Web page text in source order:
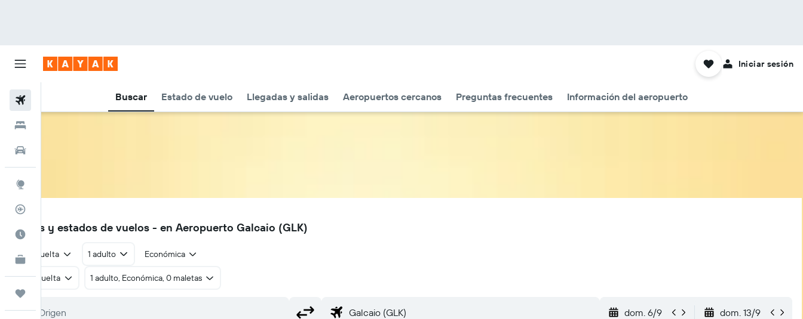
Buscar Estado de vuelo Llegadas y salidas Aeropuertos cercanos Preguntas frecuentes Información del aeropuerto
Iniciar sesión
Cuándo ir
KAYAK for Business
NUEVO
GLK
Vuelos y estados de vuelos - en Aeropuerto Galcaio (GLK)
Ida y vuelta 1 adulto Económica
Ida y vuelta 1 adulto, Económica, 0 maletas
dom. 6/9 dom. 13/9